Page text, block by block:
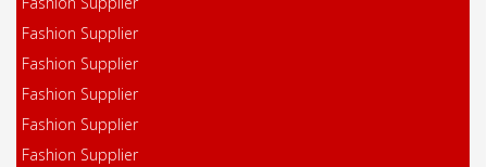
Fashion Supplier
Fashion Supplier
Fashion Supplier
Fashion Supplier
Fashion Supplier